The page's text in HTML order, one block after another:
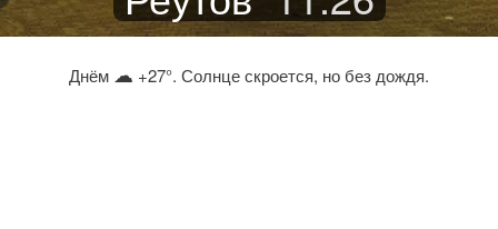
Днём ☁ +27°. Солнце скроется, но без дождя.